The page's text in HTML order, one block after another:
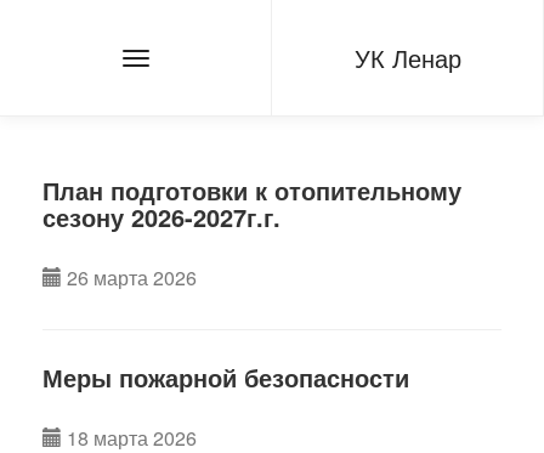
УК Ленар
План подготовки к отопительному
сезону 2026-2027г.г.
26 марта 2026
Меры пожарной безопасности
18 марта 2026